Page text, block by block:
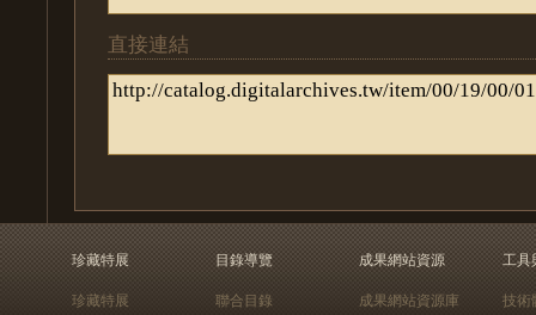
直接連結
珍藏特展
珍藏特展
目錄導覽
聯合目錄
成果網站資源
成果網站資源庫
工具
技術